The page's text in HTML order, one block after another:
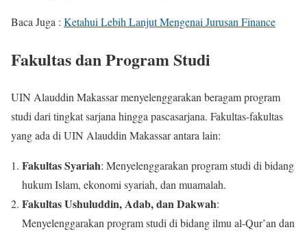
Baca Juga : Ketahui Lebih Lanjut Mengenai Jurusan Finance
Fakultas dan Program Studi
UIN Alauddin Makassar menyelenggarakan beragam program
studi dari tingkat sarjana hingga pascasarjana. Fakultas-fakultas
yang ada di UIN Alauddin Makassar antara lain:
Fakultas Syariah: Menyelenggarakan program studi di bidang
hukum Islam, ekonomi syariah, dan muamalah.
Fakultas Ushuluddin, Adab, dan Dakwah:
Menyelenggarakan program studi di bidang ilmu al-Qur’an dan